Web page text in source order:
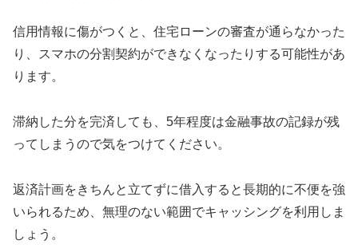
信用情報に傷がつくと、住宅ローンの審査が通らなかった
り、スマホの分割契約ができなくなったりする可能性があ
ります。
滞納した分を完済しても、5年程度は金融事故の記録が残
ってしまうので気をつけてください。
返済計画をきちんと立てずに借入すると長期的に不便を強
いられるため、無理のない範囲でキャッシングを利用しま
しょう。